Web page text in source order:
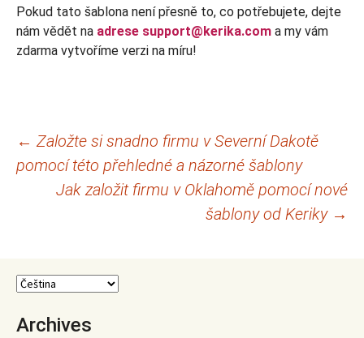
Pokud tato šablona není přesně to, co potřebujete, dejte
nám vědět na adrese support@kerika.com a my vám
zdarma vytvoříme verzi na míru!
Navigace
pro
← Založte si snadno firmu v Severní Dakotě
pomocí této přehledné a názorné šablony
Jak založit firmu v Oklahomě pomocí nové
šablony od Keriky →
Archives